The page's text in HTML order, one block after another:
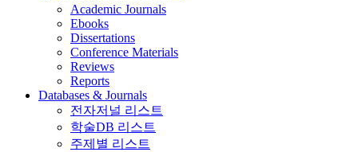
Academic Journals
Ebooks
Dissertations
Conference Materials
Reviews
Reports
Databases & Journals
전자저널 리스트
학술DB 리스트
주제별 리스트